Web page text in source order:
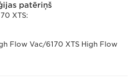
patēriņš
XTS:
Flow Vac/6170 XTS High Flow